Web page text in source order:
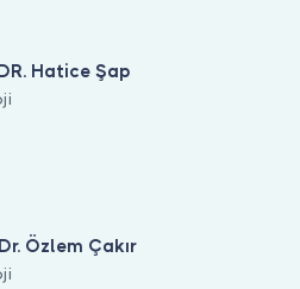
Hatice Şap
Özlem Çakır